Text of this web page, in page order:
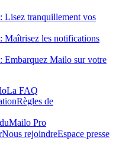
Lisez tranquillement vos
Maîtrisez les notifications
Embarquez Mailo sur votre
La FAQ
Règles de
Mailo Pro
Nous rejoindreEspace presse